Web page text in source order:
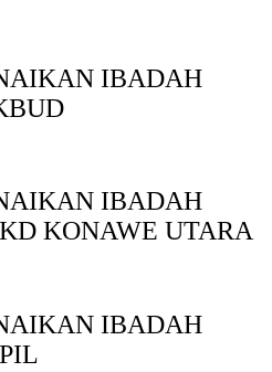
IBADAH
IBADAH
KONAWE UTARA
IBADAH